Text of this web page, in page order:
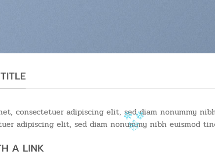
consectetuer adipiscing elit, sed diam nonummy
adipiscing elit, sed diam nonummy nibh euismod
A LINK